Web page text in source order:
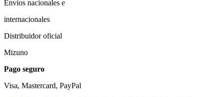
Envíos nacionales e
internacionales
Distribuidor oficial
Mizuno
Pago seguro
Visa, Mastercard, PayPal